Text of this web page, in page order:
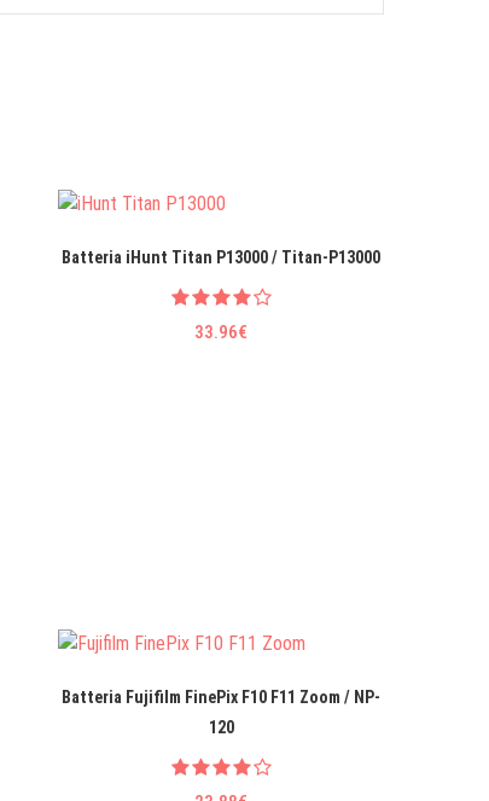
Batteria iHunt Titan P13000 / Titan-P13000
33.96€
Batteria Fujifilm FinePix F10 F11 Zoom / NP-
120